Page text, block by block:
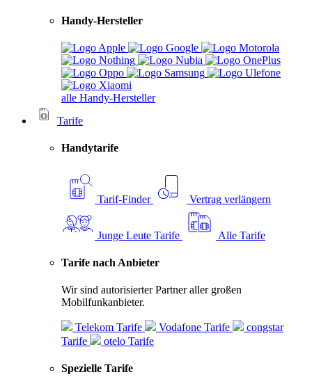
Handy-Hersteller
alle Handy-Hersteller
Tarife
Handytarife
Tarif-Finder Vertrag verlängern
Junge Leute Tarife Alle Tarife
Tarife nach Anbieter
Wir sind autorisierter Partner aller großen
Mobilfunkanbieter.
Telekom Tarife Vodafone Tarife
congstar
Tarife
otelo Tarife
Spezielle Tarife